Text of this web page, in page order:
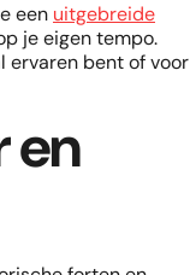
een uitgebreide
je eigen tempo.
ervaren bent of voor
en